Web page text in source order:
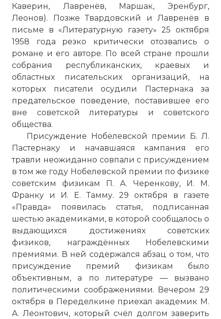
Каверин, Лавренёв, Маршак, Эренбург,
Леонов). Позже Твардовский и Лавренёв в
письме в «Литературную газету» 25 октября
1958 года резко критически отозвались о
романе и его авторе. По всей стране прошли
собрания республиканских, краевых и
областных писательских организаций, на
которых писатели осудили Пастернака за
предательское поведение, поставившее его
вне советской литературы и советского
общества.
Присуждение Нобелевской премии Б. Л.
Пастернаку и начавшаяся кампания его
травли неожиданно совпали с присуждением
в том же году Нобелевской премии по физике
советским физикам П. А. Черенкову, И. М.
Франку и И. Е. Тамму. 29 октября в газете
«Правда» появилась статья, подписанная
шестью академиками, в которой сообщалось о
выдающихся достижениях советских
физиков, награждённых Нобелевскими
премиями. В ней содержался абзац о том, что
присуждение премий физикам было
объективным, а по литературе — вызвано
политическими соображениями. Вечером 29
октября в Переделкине приехал академик М.
А. Леонтович, который счёл долгом заверить